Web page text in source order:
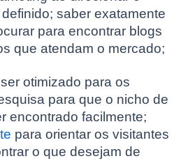
saber exatamente
para encontrar blogs
que atendam o mercado;
otimizado para os
para que o nicho de
encontrado facilmente;
para orientar os visitantes
o que desejam de